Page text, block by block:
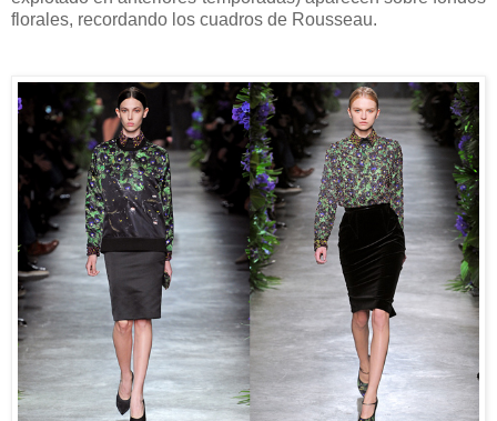
florales, recordando los cuadros de Rousseau.